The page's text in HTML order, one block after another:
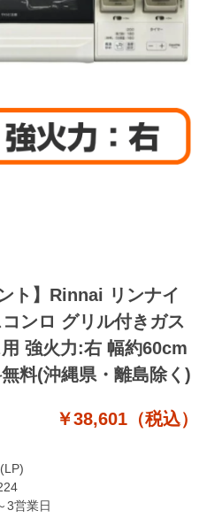
ト】Rinnai リンナイ
ンロ グリル付きガス
強火力:右 幅約60cm
料(沖縄県・離島除く)
￥38,601（税込）
3営業日